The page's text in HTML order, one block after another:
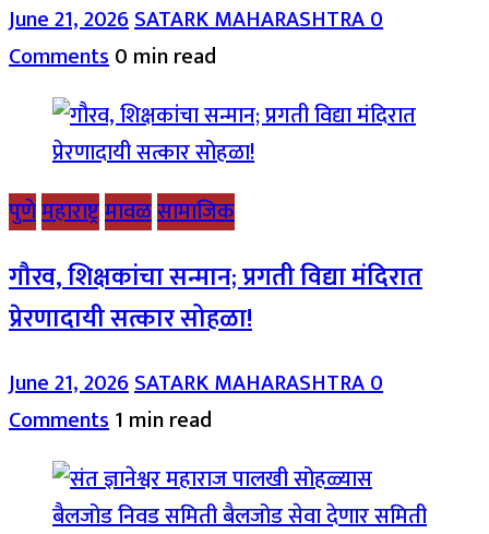
June 21, 2026SATARK MAHARASHTRA0
Comments0 min read
पुणेमहाराष्ट्रमावळसामाजिक
गौरव, शिक्षकांचा सन्मान; प्रगती विद्या मंदिरात
प्रेरणादायी सत्कार सोहळा!
June 21, 2026SATARK MAHARASHTRA0
Comments1 min read